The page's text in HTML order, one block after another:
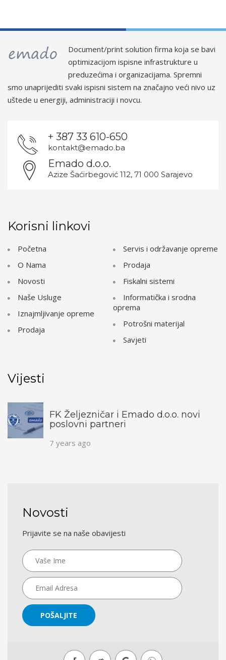
Document/print solution firma koja se bavi
optimizacijom ispisne infrastrukture u
preduzećima i organizacijama. Spremni
smo unaprijediti svaki ispisni sistem na značajno veći nivo uz
uštede u energiji, administraciji i novcu.
+ 387 33 610-650
kontakt@emado.ba
Emado d.o.o.
Azize Šaćirbegović 112, 71 000 Sarajevo
Korisni linkovi
Početna
O Nama
Novosti
Naše Usluge
Iznajmljivanje opreme
Prodaja
Servis i održavanje opreme
Prodaja
Fiskalni sistemi
Informatička i srodna
oprema
Potrošni materijal
Savjeti
Vijesti
FK Željezničar i Emado d.o.o. novi
poslovni partneri
7 years ago
Novosti
Prijavite se na naše obavijesti
POŠALJITE